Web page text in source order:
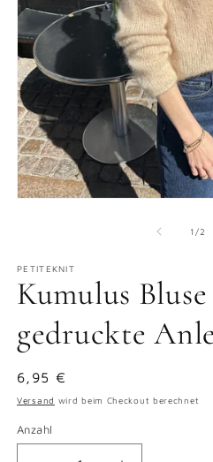
1 /von
2
PETITEKNIT
Kumulus
gedruckte
Normaler
Preis
6,95 €
Versand wird beim Checkout berechnet
Anzahl